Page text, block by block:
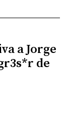
a Jorge
de